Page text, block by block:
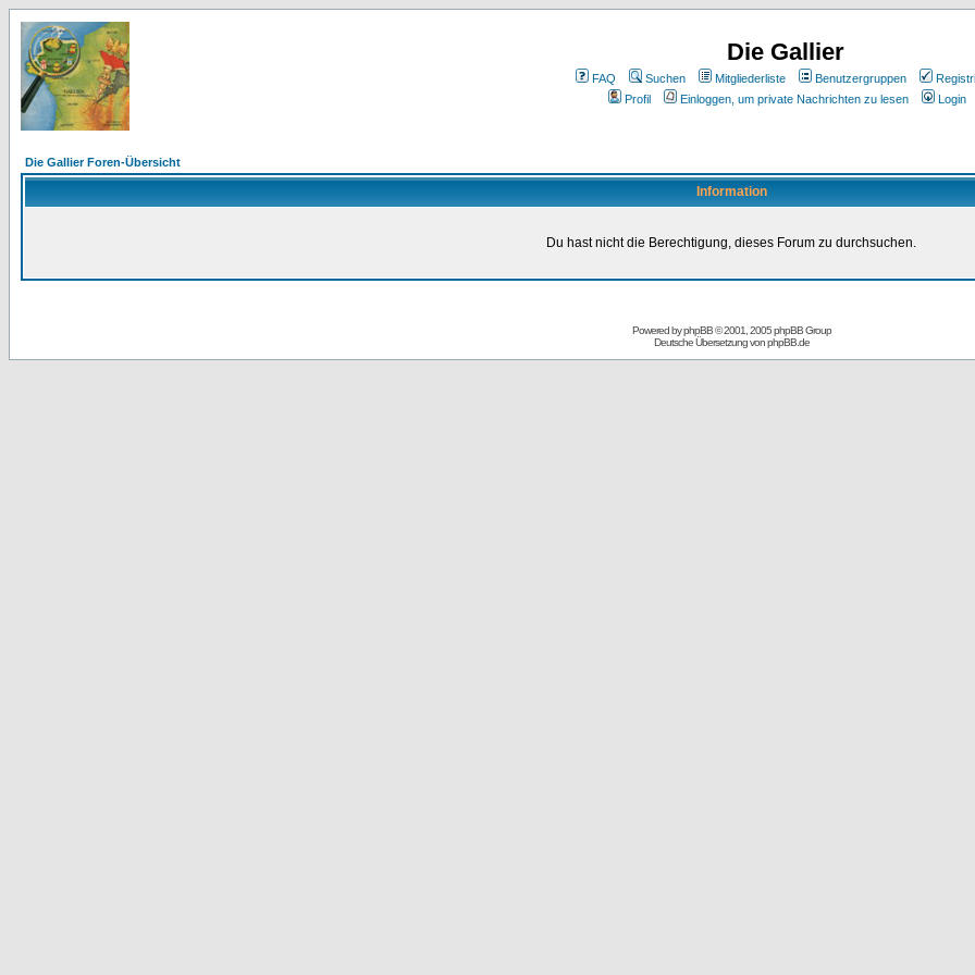
Die Gallier
FAQ Suchen Mitgliederliste Benutzergruppen
Profil
Einloggen, um private Nachrichten zu lesen Login
Die Gallier Foren-Übersicht
Information
Du hast nicht die Berechtigung, dieses Forum zu durchsuchen.
Powered byphpBB© 2001, 2005 phpBB Group
Deutsche Übersetzung vonphpBB.de